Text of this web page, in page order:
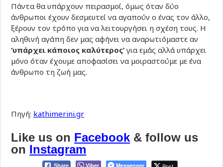
Πάντα θα υπάρχουν πειρασμοί, όμως όταν δύο
άνθρωποι έχουν δεσμευτεί να αγαπούν ο ένας τον άλλο,
ξέρουν τον τρόπο για να λειτουργήσει η σχέση τους. Η
αληθινή αγάπη δεν μας αφήνει να αναρωτιόμαστε αν
‘υπάρχει κάποιος καλύτερος’ για εμάς αλλά υπάρχει
μόνο όταν έχουμε αποφασίσει να μοιραστούμε με ένα
άνθρωπο τη ζωή μας.
Πηγή: kathimerini.gr
Like us on Facebook & follow us
on Instagram
Share Viber Messenger